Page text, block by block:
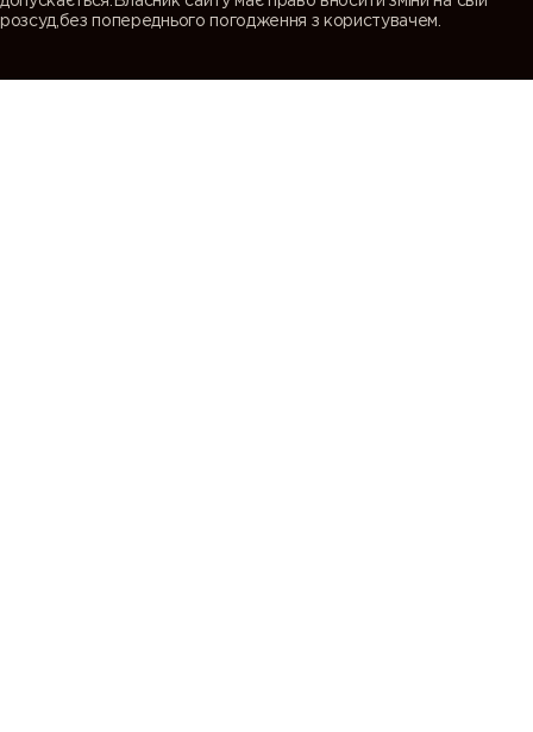
розсуд,без попереднього погодження з користувачем.